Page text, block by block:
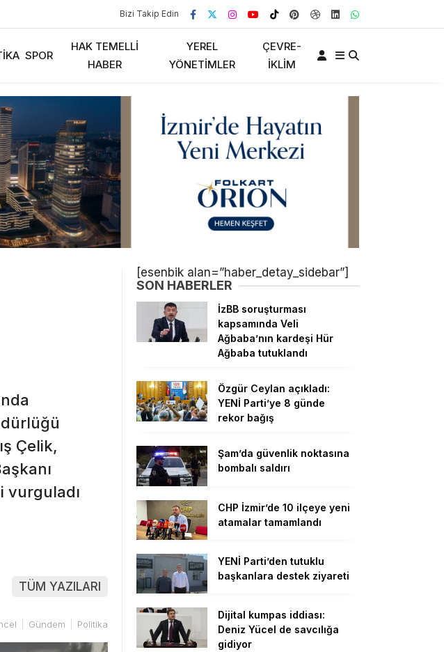
Bizi Takip Edin
SPOR
HAK TEMELLI
HABER
YEREL
YÖNETIMLER
ÇEVRE-
İKLIM
Çelik,
vurguladı
TÜM YAZILARI
Gündem Politika
[esenbik alan=”haber_detay_sidebar”]
SON HABERLER
İzBB soruşturması
kapsamında Veli
Ağbaba’nın kardeşi Hür
Ağbaba tutuklandı
Özgür Ceylan açıkladı:
YENİ Parti’ye 8 günde
rekor bağış
Şam’da güvenlik noktasına
bombalı saldırı
CHP İzmir’de 10 ilçeye yeni
atamalar tamamlandı
YENİ Parti’den tutuklu
başkanlara destek ziyareti
Dijital kumpas iddiası:
Deniz Yücel de savcılığa
gidiyor